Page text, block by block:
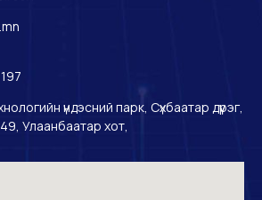
үндэсний парк, Сүхбаатар дүүрэг,
Улаанбаатар хот,